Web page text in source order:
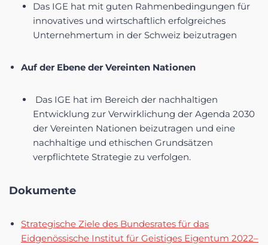
Das IGE hat mit guten Rahmenbedingungen für
innovatives und wirtschaftlich erfolgreiches
Unternehmertum in der Schweiz beizutragen
Auf der Ebene der Vereinten Nationen
Das IGE hat im Bereich der nachhaltigen
Entwicklung zur Verwirklichung der Agenda 2030
der Vereinten Nationen beizutragen und eine
nachhaltige und ethischen Grundsätzen
verpflichtete Strategie zu verfolgen.
Dokumente
Strategische Ziele des Bundesrates für das
Eidgenössische Institut für Geistiges Eigentum 2022–